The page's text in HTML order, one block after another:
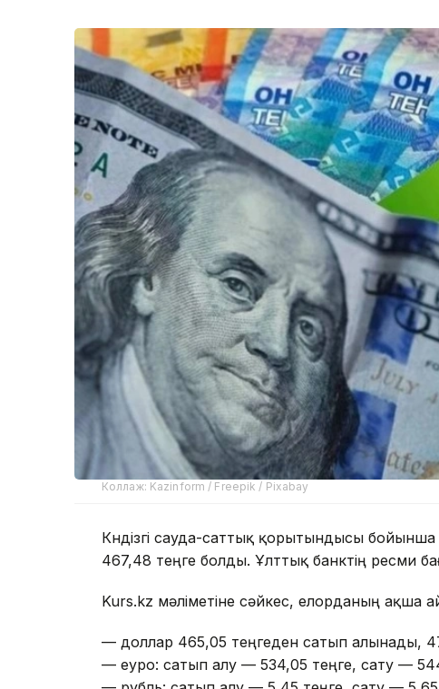
Коллаж: Kazinform / Freepik / Pixabay
Күндізгі сауда-саттық қорытындысы
467,48 теңге болды. Ұлттық банктің ресми
Kurs.kz мәліметіне сәйкес, елорданың ақша
— доллар 465,05 теңгеден сатып алынады,
— еуро: сатып алу — 534,05 теңге, сату —